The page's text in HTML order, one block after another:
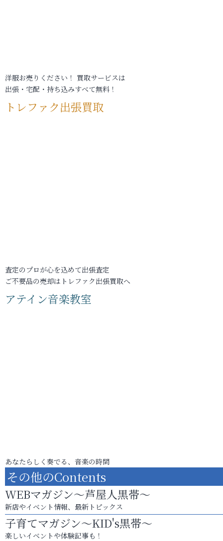
洋服お売りください！ 買取サービスは
出張・宅配・持ち込みすべて無料！
トレファク出張買取
査定のプロが心を込めて出張査定
ご不要品の売却はトレファク出張買取へ
アテイン音楽教室
あなたらしく奏でる、音楽の時間
その他のContents
WEBマガジン～芦屋人黒帯～
新店やイベント情報、最新トピックス
子育てマガジン～KID's黒帯～
楽しいイベントや体験記事も！